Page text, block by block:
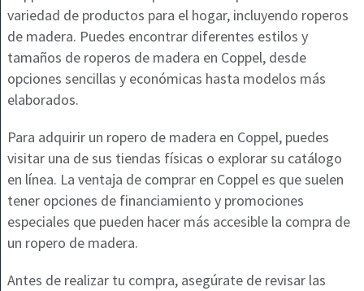
variedad de productos para el hogar, incluyendo roperos
de madera. Puedes encontrar diferentes estilos y
tamaños de roperos de madera en Coppel, desde
opciones sencillas y económicas hasta modelos más
elaborados.
Para adquirir un ropero de madera en Coppel, puedes
visitar una de sus tiendas físicas o explorar su catálogo
en línea. La ventaja de comprar en Coppel es que suelen
tener opciones de financiamiento y promociones
especiales que pueden hacer más accesible la compra de
un ropero de madera.
Antes de realizar tu compra, asegúrate de revisar las